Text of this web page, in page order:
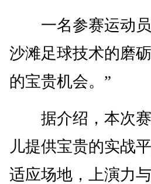
一名参赛运动员
沙滩足球技术的磨
的宝贵机会。”
据介绍，本次赛
儿提供宝贵的实战
适应场地，上演力